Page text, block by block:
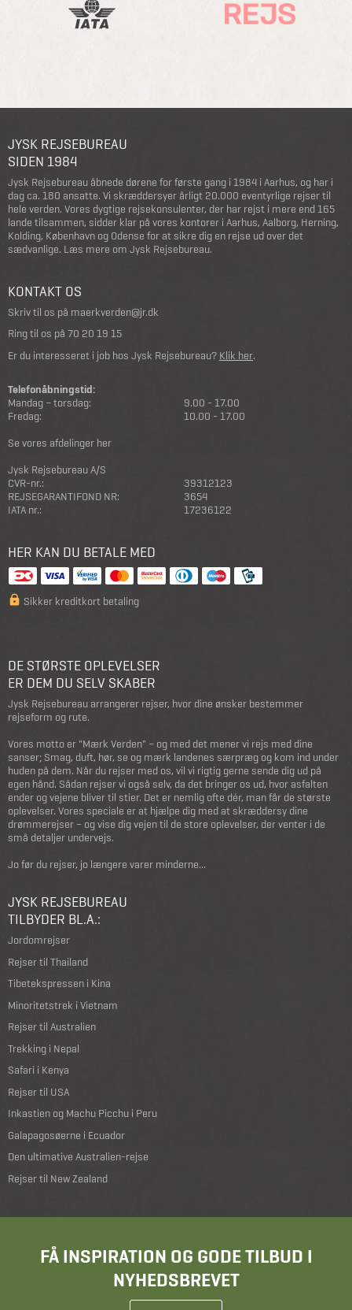
JYSK REJSEBUREAU
SIDEN 1984
Jysk Rejsebureau åbnede dørene for første gang i 1984 i Aarhus, og har i
dag ca. 180 ansatte. Vi skræddersyer årligt 20.000 eventyrlige rejser til
hele verden. Vores dygtige rejsekonsulenter, der har rejst i mere end 165
lande tilsammen, sidder klar på vores kontorer i Aarhus, Aalborg, Herning,
Kolding, København og Odense for at sikre dig en rejse ud over det
sædvanlige. Læs mere om Jysk Rejsebureau.
KONTAKT OS
Skriv til os på maerkverden@jr.dk
Ring til os på 70 20 19 15
Er du interesseret i job hos Jysk Rejsebureau? Klik her.
Telefonåbningstid:
Mandag – torsdag:
9.00 - 17.00
Fredag:
10.00 - 17.00
Se vores afdelinger her
Jysk Rejsebureau A/S
CVR-nr.:
39312123
REJSEGARANTIFOND NR:
3654
IATA nr.:
17236122
HER KAN DU BETALE MED
Sikker kreditkort betaling
DE STØRSTE OPLEVELSER
ER DEM DU SELV SKABER
Jysk Rejsebureau arrangerer rejser, hvor dine ønsker bestemmer
rejseform og rute.
Vores motto er "Mærk Verden" – og med det mener vi rejs med dine
sanser; Smag, duft, hør, se og mærk landenes særpræg og kom ind under
huden på dem. Når du rejser med os, vil vi rigtig gerne sende dig ud på
egen hånd. Sådan rejser vi også selv, da det bringer os ud, hvor asfalten
ender og vejene bliver til stier. Det er nemlig ofte dér, man får de største
oplevelser. Vores speciale er at hjælpe dig med at skræddersy dine
drømmerejser – og vise dig vejen til de store oplevelser, der venter i de
små detaljer undervejs.
Jo før du rejser, jo længere varer minderne...
JYSK REJSEBUREAU
TILBYDER BL.A.:
Jordomrejser
Rejser til Thailand
Tibetekspressen i Kina
Minoritetstrek i Vietnam
Rejser til Australien
Trekking i Nepal
Safari i Kenya
Rejser til USA
Inkastien og Machu Picchu i Peru
Galapagosøerne i Ecuador
Den ultimative Australien-rejse
Rejser til New Zealand
FÅ INSPIRATION OG GODE TILBUD I
NYHEDSBREVET